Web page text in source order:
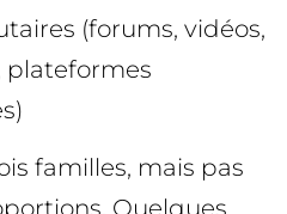
(forums, vidéos,
plateformes
familles, mais pas